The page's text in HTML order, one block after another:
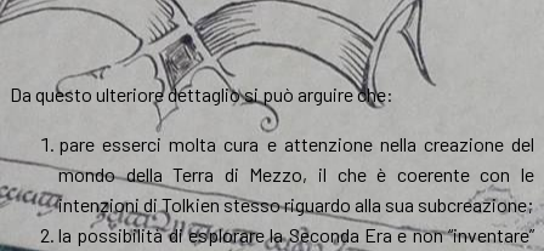
Da questo ulteriore dettaglio si può arguire che:
pare esserci molta cura e attenzione nella creazione del
mondo della Terra di Mezzo, il che è coerente con le
intenzioni di Tolkien stesso riguardo alla sua subcreazione;
la possibilità di esplorare la Seconda Era e non “inventare”